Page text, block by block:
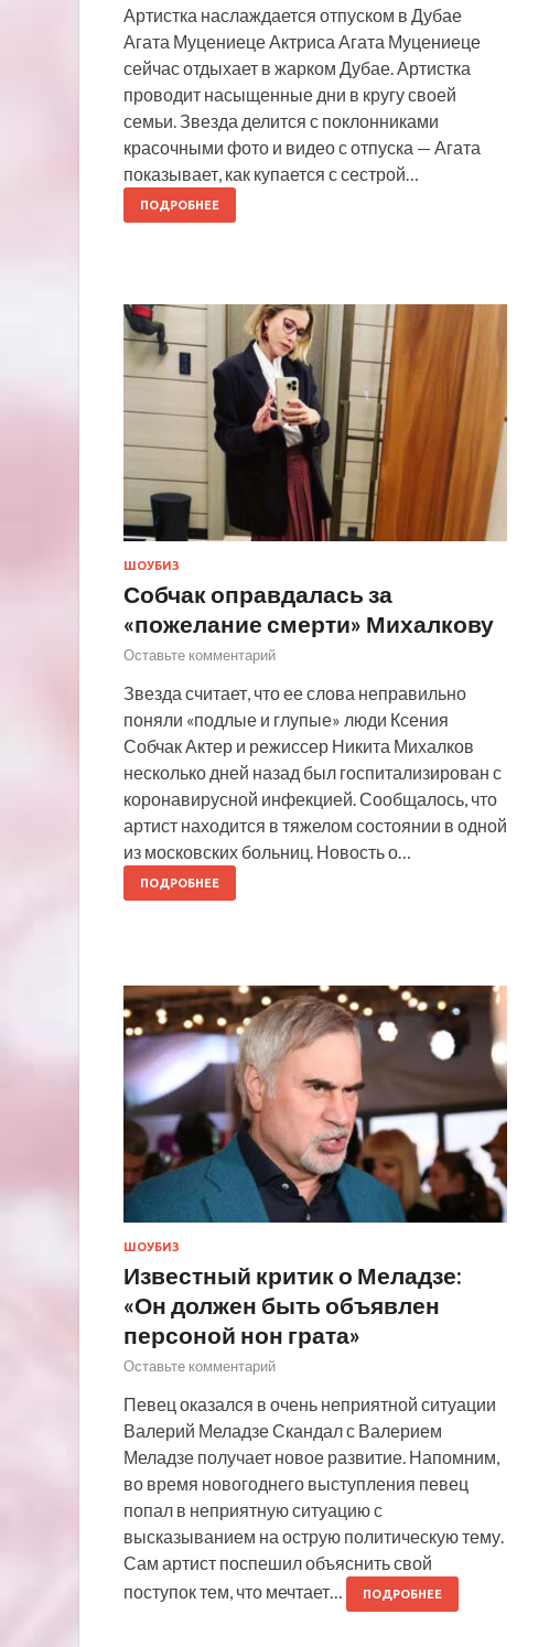
Артистка наслаждается отпуском в Дубае
Агата Муцениеце Актриса Агата Муцениеце
сейчас отдыхает в жарком Дубае. Артистка
проводит насыщенные дни в кругу своей
семьи. Звезда делится с поклонниками
красочными фото и видео с отпуска — Агата
показывает, как купается с сестрой…
ПОДРОБНЕЕ
ШОУБИЗ
Собчак оправдалась за
«пожелание смерти» Михалкову
Оставьте комментарий
Звезда считает, что ее слова неправильно
поняли «подлые и глупые» люди Ксения
Собчак Актер и режиссер Никита Михалков
несколько дней назад был госпитализирован с
коронавирусной инфекцией. Сообщалось, что
артист находится в тяжелом состоянии в одной
из московских больниц. Новость о…
ПОДРОБНЕЕ
ШОУБИЗ
Известный критик о Меладзе:
«Он должен быть объявлен
персоной нон грата»
Оставьте комментарий
Певец оказался в очень неприятной ситуации
Валерий Меладзе Скандал с Валерием
Меладзе получает новое развитие. Напомним,
во время новогоднего выступления певец
попал в неприятную ситуацию с
высказыванием на острую политическую тему.
Сам артист поспешил объяснить свой
поступок тем, что мечтает…
ПОДРОБНЕЕ